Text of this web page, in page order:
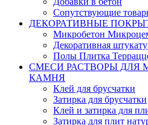
Сопутствующие
ДЕКОРАТИВНЫЕ
Микробетон
Декоративная
Полы Плитка
СМЕСИ РАСТВОРЫ ДЛЯ
КАМНЯ
Клей для брусчатки
Затирка для брусчатки
Клей и затирка для
Затирка для плит